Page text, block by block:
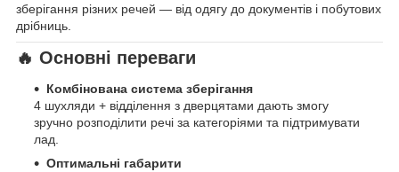
зберігання різних речей — від одягу до документів і побутових
дрібниць.
🔥 Основні переваги
Комбінована система зберігання
4 шухляди + відділення з дверцятами дають змогу
зручно розподілити речі за категоріями та підтримувати
лад.
Оптимальні габарити